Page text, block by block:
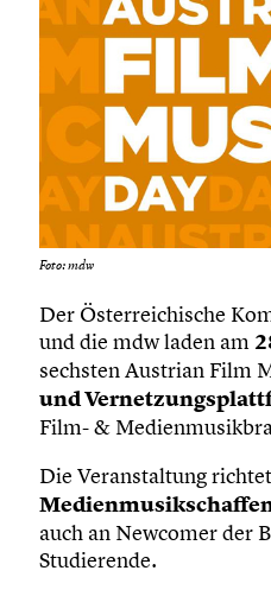
Foto: mdw
Der Österreichische
und die mdw laden am
sechsten Austrian Film
und
Film- &
Die Veranstaltung
auch an Newcomer der
Studierende.